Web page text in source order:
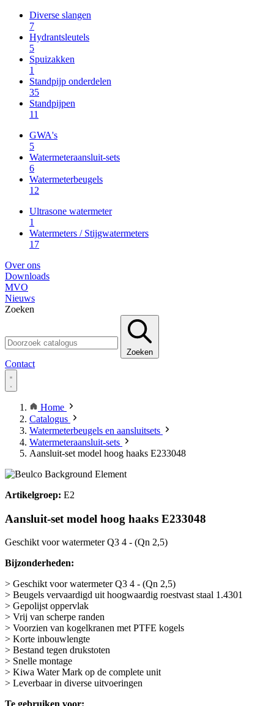
Diverse slangen
7
Hydrantsleutels
5
Spuizakken
1
Standpijp onderdelen
35
Standpijpen
11
GWA's
5
Watermeteraansluit-sets
6
Watermeterbeugels
12
Ultrasone watermeter
1
Watermeters / Stijgwatermeters
17
Over ons
Downloads
MVO
Nieuws
Zoeken
Zoeken
Contact
Home
Catalogus
Watermeterbeugels en aansluitsets
Watermeteraansluit-sets
Aansluit-set model hoog haaks E233048
Artikelgroep: E2
Aansluit-set model hoog haaks E233048
Geschikt voor watermeter Q3 4 - (Qn 2,5)
Bijzonderheden:
> Geschikt voor watermeter Q3 4 - (Qn 2,5)
> Beugels vervaardigd uit hoogwaardig roestvast staal 1.4301
> Gepolijst oppervlak
> Vrij van scherpe randen
> Voorzien van kogelkranen met PTFE kogels
> Korte inbouwlengte
> Bestand tegen drukstoten
> Snelle montage
> Kiwa Water Mark op de complete unit
> Leverbaar in diverse uitvoeringen